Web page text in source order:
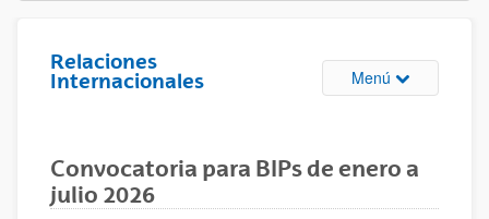
Relaciones
Internacionales
Menú Abrir/cerrar
Convocatoria para BIPs de enero a
julio 2026